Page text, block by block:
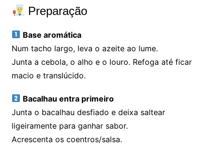
Preparação
Base aromática
Num tacho largo, leva o azeite ao lume.
Junta a cebola, o alho e o louro. Refoga até ficar
macio e translúcido.
Bacalhau entra primeiro
Junta o bacalhau desfiado e deixa saltear
ligeiramente para ganhar sabor.
Acrescenta os coentros/salsa.